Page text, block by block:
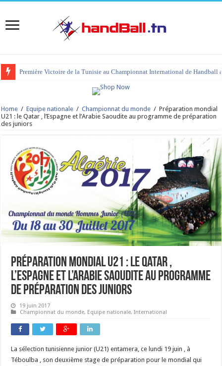
Première Victoire de la Tunisie au Championnat International de Handball
tournoi international Hammamet 2023 : programme et liste des joueurs
Home / Equipe nationale / Championnat du monde / Préparation mondial
U21 : le Qatar , l’Espagne et l’Arabie Saoudite au programme de préparation
des juniors
Préparation mondial U21 : le Qatar ,
l’Espagne et l’Arabie Saoudite au programme
de préparation des juniors
19 juin 2017
Championnat du monde, Equipe nationale,International
La sélection tunisienne junior (U21) entamera, ce lundi 19 juin , à
Téboulba , son deuxième stage de préparation pour le mondial qui